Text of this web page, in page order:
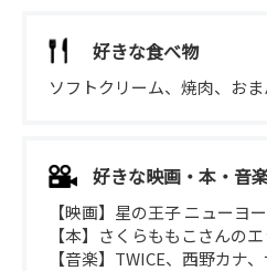
好きな食べ物
ソフトクリーム、焼肉、おま
好きな映画・本・音
【映画】星の王子 ニューヨ
【本】さくらももこさんの
【音楽】TWICE、西野カナ